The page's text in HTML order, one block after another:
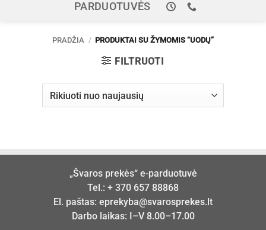
PARDUOTUVĖS
PRADŽIA / PRODUKTAI SU ŽYMOMIS “UODŲ”
FILTRUOTI
„Švaros prekės“ e-parduotuvė
Tel.: + 370 657 88868
El. paštas: eprekyba@svarosprekes.lt
Darbo laikas: I–V 8.00–17.00